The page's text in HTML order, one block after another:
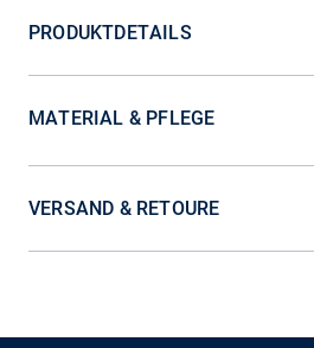
PRODUKTDETAILS
MATERIAL & PFLEGE
VERSAND & RETOURE